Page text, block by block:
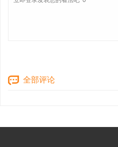
全部评论